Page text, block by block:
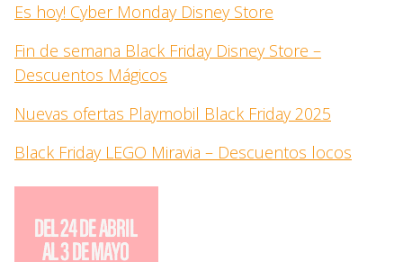
Es hoy! Cyber Monday Disney Store
Fin de semana Black Friday Disney Store –
Descuentos Mágicos
Nuevas ofertas Playmobil Black Friday 2025
Black Friday LEGO Miravia – Descuentos locos